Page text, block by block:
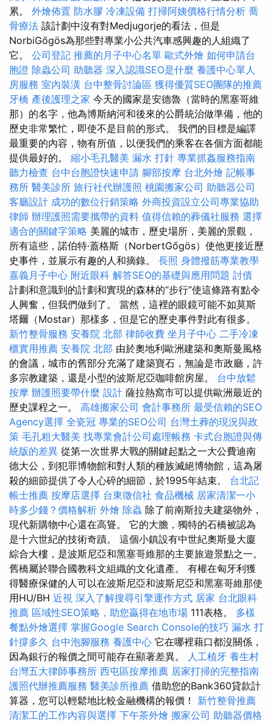
累。 外燴佈置 防水膠 冷凍設備 打掃阿姨價格行情分析 喬
骨療法 該計劃中沒有對Medjugorje的看法，但是
NorbiGőgös為那些對專業小公共汽車感興趣的人組織了
它。 公司登記 推薦的月子中心名單 歐式外燴 如何申請台
胞證 除蟲公司 助聽器 深入認識SEO是什麼 養護中心單人
房服務 室內裝潢 台中整骨討論區 獲得優質SEO團隊的推薦
牙橋 產後護理之家 今天的國家是安德魯（當時的黑塞哥維
那）的名字，他為博斯納河和後來的公爵統治做準備，他的
歷史非常繁忙，即使不是目前的形式。 我們的目標是編譯
最重要的內容，物有所值，以便我們的乘客在各個方面都能
提供最好的。 縮小毛孔醫美 漏水 打針 專業抓姦服務指南
聽力檢查 台中台胞證快速申請 腳部按摩 台北外燴 記帳事
務所 醫美診所 旅行社代辦護照 桃園搬家公司 助聽器公司
客廳設計 成功的數位行銷策略 外商投資設立公司專業協助
律師 辦理護照需要攜帶的資料 值得信賴的葬儀社服務 選擇
適合的關鍵字策略 美麗的城市，歷史場所，美麗的景觀，
所有這些，諾伯特·蓋格斯（NorbertGőgös）使他更接近歷
史事件，並展示有趣的人和摘錄。 長照 身體撥筋專業教學
嘉義月子中心 附近眼科 解答SEO的基礎與應用問題 討債
計劃和意識到的計劃和實現的森林的“步行”使這條路有點令
人興奮，但我們做到了。 當然，這裡的眼鏡可能不如莫斯
塔爾（Mostar）那樣多，但是它的歷史事件對此有很多。
新竹整骨服務 安養院 北部 律師收費 坐月子中心 二手冷凍
櫃實用推薦 安養院 北部 由於奧地利歐洲建築和奧斯曼風格
的會議，城市的舊部分充滿了建築寶石，無論是市政廳，許
多宗教建築，還是小型的波斯尼亞咖啡館房屋。 台中放鬆
按摩 辦護照要帶什麼 設計 薩拉熱窩市可以提供歐洲最近的
歷史課程之一。 高雄搬家公司 會計事務所 最受信賴的SEO
Agency選擇 全瓷冠 專業的SEO公司 台灣土葬的現況與政
策 毛孔粗大醫美 找專業會計公司處理帳務 卡式台胞證與傳
統版的差異 從第一次世界大戰的關鍵起點之一大公費迪南
德大公，到犯罪博物館和對人類的種族滅絕博物館，這為屠
殺的細節提供了令人心碎的細節，於1995年結束。 台北記
帳士推薦 按摩店選擇 台東徵信社 食品機械 居家清潔一小
時多少錢？價格解析 外燴 除蟲 除了前南斯拉夫建築物外，
現代新購物中心還在高聳。 它的大膽，獨特的石橋被認為
是十六世紀的技術奇蹟。 這個小鎮設有中世紀奧斯曼大廈
綜合大樓，是波斯尼亞和黑塞哥維那的主要旅遊景點之一。
舊橋屬於聯合國教科文組織的文化遺產。 有權在匈牙利獲
得醫療保健的人可以在波斯尼亞和波斯尼亞和黑塞哥維那使
用HU/BH 近視 深入了解搜尋引擎運作方式 居家 台北眼科
推薦 區域性SEO策略，助您贏得在地市場 111表格。 多樣
餐點外燴選擇 掌握Google Search Console的技巧 漏水 打
針撐多久 台中泡腳服務 養護中心 它在哪裡藉口都沒關係，
因為銀行的報價之間可能存在顯著差異。 人工植牙 養生村
台灣五大律師事務所 西屯區按摩推薦 居家打掃的完整指南
護照代辦推薦服務 醫美診所推薦 借助您的Bank360貸款計
算器，您可以輕鬆地比較金融機構的報價！ 新竹整骨推薦
清潔工的工作內容與選擇 下午茶外燴 搬家公司 助聽器價格